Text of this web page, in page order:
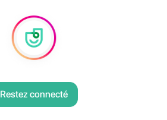
Restez connecté